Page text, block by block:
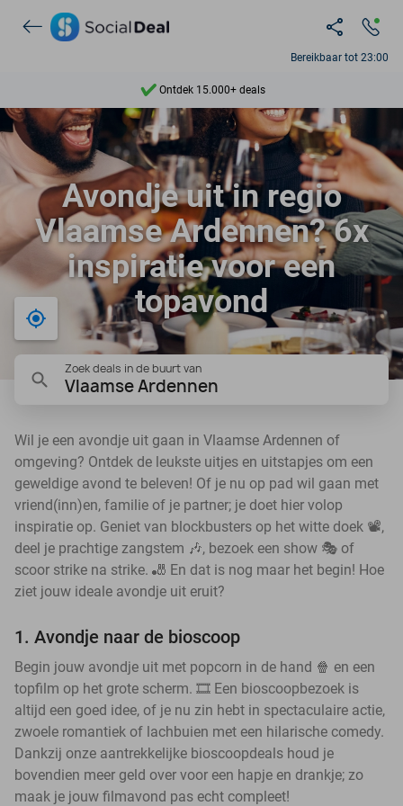
Bereikbaar tot 23:00
Ontdek 15.000+ deals
7 dagen per week beschikbaar
10+ miljoen leden
9,4
Ontdek 15.000+ deals
Avondje uit in regio
Vlaamse Ardennen? 6x
inspiratie voor een
topavond
Bij mij in de buurt
Zoek deals in de buurt van
Vlaamse Ardennen
Wil je een avondje uit gaan in Vlaamse Ardennen of
omgeving? Ontdek de leukste uitjes en uitstapjes om een
geweldige avond te beleven! Of je nu op pad wil gaan met
vriend(inn)en, familie of je partner; je doet hier volop
inspiratie op. Geniet van blockbusters op het witte doek 📽️,
deel je prachtige zangstem 🎶, bezoek een show 🎭 of
scoor strike na strike. 🎳 En dat is nog maar het begin! Hoe
ziet jouw ideale avondje uit eruit?
1. Avondje naar de bioscoop
Begin jouw avondje uit met popcorn in de hand 🍿 en een
topfilm op het grote scherm. 🎞️ Een bioscoopbezoek is
altijd een goed idee, of je nu zin hebt in spectaculaire actie,
zwoele romantiek of lachbuien met een hilarische comedy.
Dankzij onze aantrekkelijke bioscoopdeals houd je
bovendien meer geld over voor een hapje en drankje; zo
maak je jouw filmavond pas echt compleet!